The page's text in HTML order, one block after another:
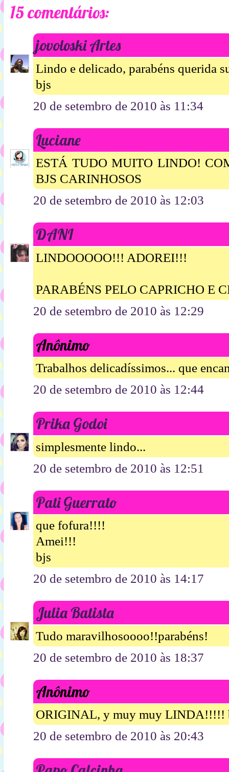
15 comentários:
jovoloski Artes
Lindo e delicado, parabéns querida
bjs
20 de setembro de 2010 às 11:34
Luciane
ESTÁ TUDO MUITO LINDO!
BJS CARINHOSOS
20 de setembro de 2010 às 12:03
DANI
LINDOOOOO!!! ADOREI!!!
PARABÉNS PELO CAPRICHO E
20 de setembro de 2010 às 12:29
Anônimo
Trabalhos delicadíssimos... que
20 de setembro de 2010 às 12:44
Prika Godoi
simplesmente lindo...
20 de setembro de 2010 às 12:51
Pati Guerrato
que fofura!!!!
Amei!!!
bjs
20 de setembro de 2010 às 14:17
Julia Batista
Tudo maravilhosoooo!!parabéns!
20 de setembro de 2010 às 18:37
Anônimo
ORIGINAL, y muy muy LINDA!!!!!
20 de setembro de 2010 às 20:43